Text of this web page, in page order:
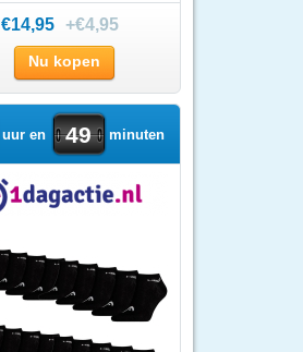
VOETBAL
€14,95 +€4,95
Nu kopen
uur en 49 minuten